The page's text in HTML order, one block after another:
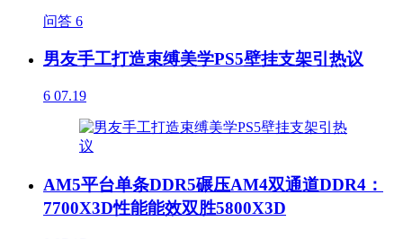
问答 6
男友手工打造束缚美学PS5壁挂支架引热议
6 07.19
AM5平台单条DDR5碾压AM4双通道DDR4：
7700X3D性能能效双胜5800X3D